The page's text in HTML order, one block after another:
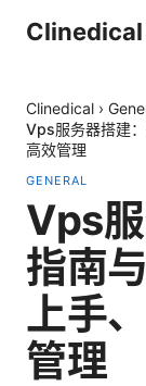
Clinedical
Clinedical ›
Vps服务器搭建
高效管理
GENERAL
Vps
指南
上手
管理